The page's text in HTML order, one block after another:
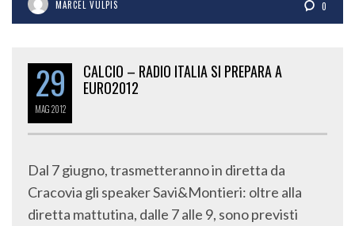
MARCEL VULPIS 0
29
MAG2012
CALCIO – RADIO ITALIA SI PREPARA A
EURO2012
Dal 7 giugno, trasmetteranno in diretta da
Cracovia gli speaker Savi&Montieri: oltre alla
diretta mattutina, dalle 7 alle 9, sono previsti